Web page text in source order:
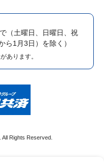
（土曜日、日曜日、祝
ら1月3日）を除く）
あります。
Rights Reserved.